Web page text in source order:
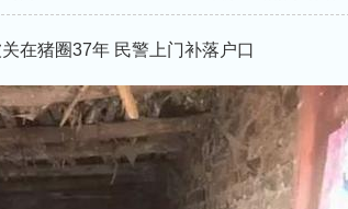
猪圈37年 民警上门补落户口